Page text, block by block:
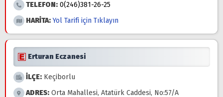
TELEFON: 0(246)381-26-25
HARİTA: Yol Tarifi için Tıklayın
Erturan Eczanesi
İLÇE: Keçiborlu
ADRES: Orta Mahallesi, Atatürk Caddesi, No:57/A